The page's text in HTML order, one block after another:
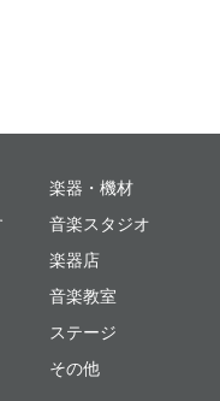
楽器・機材
音楽スタジオ
楽器店
音楽教室
ステージ
その他